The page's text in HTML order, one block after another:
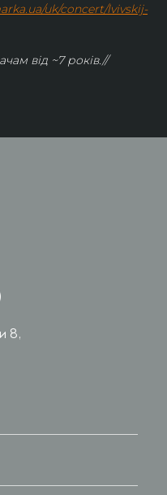
uk/concert/lvivskij-
від ~7 років.//
8,